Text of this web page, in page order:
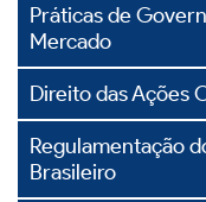
Fatores
M&A e
ESG
Práticas de
Mercado
Direito das Ações
Regulamentação
Brasileiro